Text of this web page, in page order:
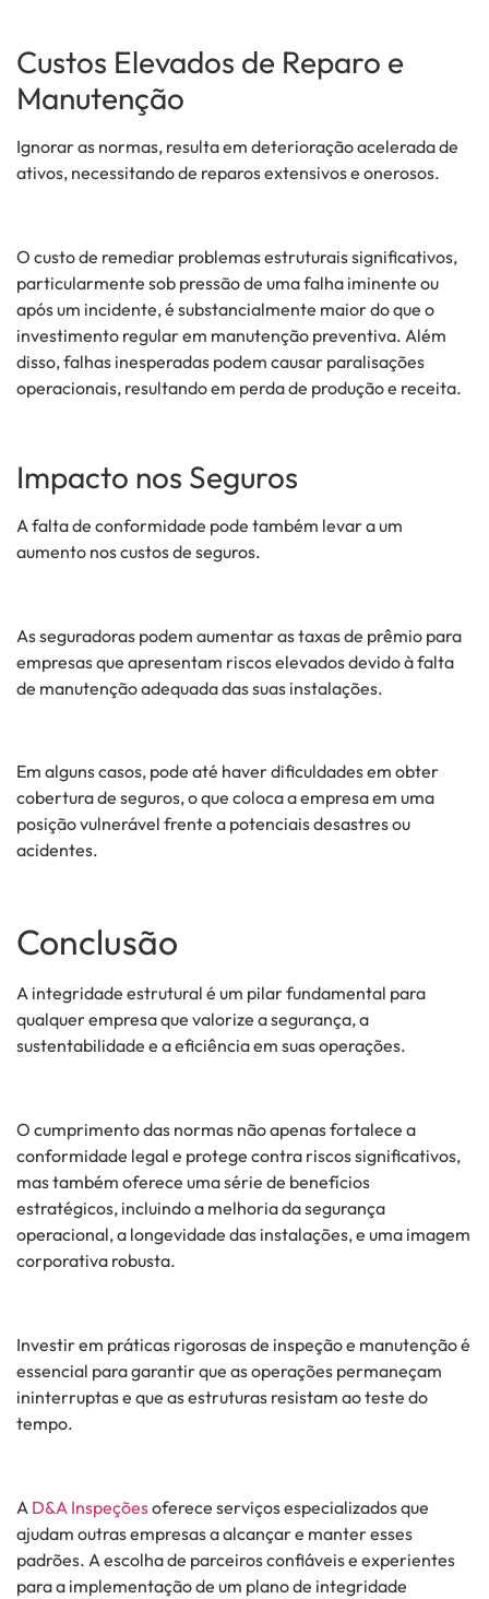
Custos Elevados de Reparo e
Manutenção
Ignorar as normas, resulta em deterioração acelerada de
ativos, necessitando de reparos extensivos e onerosos.
O custo de remediar problemas estruturais significativos,
particularmente sob pressão de uma falha iminente ou
após um incidente, é substancialmente maior do que o
investimento regular em manutenção preventiva. Além
disso, falhas inesperadas podem causar paralisações
operacionais, resultando em perda de produção e receita.
Impacto nos Seguros
A falta de conformidade pode também levar a um
aumento nos custos de seguros.
As seguradoras podem aumentar as taxas de prêmio para
empresas que apresentam riscos elevados devido à falta
de manutenção adequada das suas instalações.
Em alguns casos, pode até haver dificuldades em obter
cobertura de seguros, o que coloca a empresa em uma
posição vulnerável frente a potenciais desastres ou
acidentes.
Conclusão
A integridade estrutural é um pilar fundamental para
qualquer empresa que valorize a segurança, a
sustentabilidade e a eficiência em suas operações.
O cumprimento das normas não apenas fortalece a
conformidade legal e protege contra riscos significativos,
mas também oferece uma série de benefícios
estratégicos, incluindo a melhoria da segurança
operacional, a longevidade das instalações, e uma imagem
corporativa robusta.
Investir em práticas rigorosas de inspeção e manutenção é
essencial para garantir que as operações permaneçam
ininterruptas e que as estruturas resistam ao teste do
tempo.
A D&A Inspeçõesoferece serviços especializados que
ajudam outras empresas a alcançar e manter esses
padrões. A escolha de parceiros confiáveis e experientes
para a implementação de um plano de integridade